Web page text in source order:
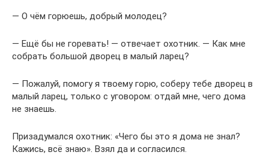
— О чём горюешь, добрый молодец?
— Ещё бы не горевать! — отвечает охотник. — Как мне
собрать большой дворец в малый ларец?
— Пожалуй, помогу я твоему горю, соберу тебе дворец в
малый ларец, только с уговором: отдай мне, чего дома
не знаешь.
Призадумался охотник: «Чего бы это я дома не знал?
Кажись, всё знаю». Взял да и согласился.